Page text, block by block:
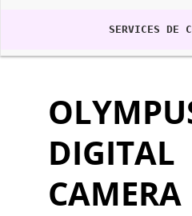
SERVICES DE
DIGITAL
CAMERA